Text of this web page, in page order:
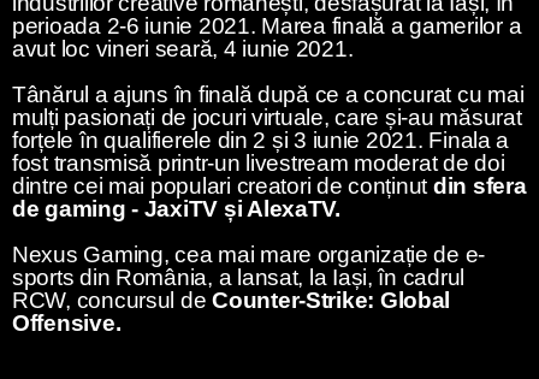
perioada 2-6 iunie 2021. Marea finală a gamerilor a
avut loc vineri seară, 4 iunie 2021.
Tânărul a ajuns în finală după ce a concurat cu mai
mulți pasionați de jocuri virtuale, care și-au măsurat
forțele în qualifierele din 2 și 3 iunie 2021. Finala a
fost transmisă printr-un livestream moderat de doi
dintre cei mai populari creatori de conținutdin sfera
de gaming - JaxiTV și AlexaTV.
Nexus Gaming, cea mai mare organizație de e-
sports din România, a lansat, la Iași, în cadrul
RCW, concursul deCounter-Strike: Global
Offensive.